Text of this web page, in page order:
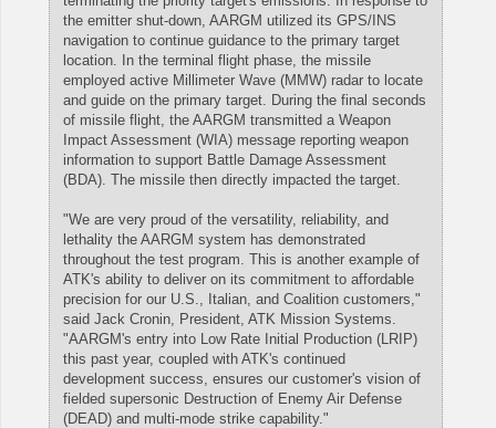
the emitter shut-down, AARGM utilized its GPS/INS
navigation to continue guidance to the primary target
location. In the terminal flight phase, the missile
employed active Millimeter Wave (MMW) radar to locate
and guide on the primary target. During the final seconds
of missile flight, the AARGM transmitted a Weapon
Impact Assessment (WIA) message reporting weapon
information to support Battle Damage Assessment
(BDA). The missile then directly impacted the target.
"We are very proud of the versatility, reliability, and
lethality the AARGM system has demonstrated
throughout the test program. This is another example of
ATK's ability to deliver on its commitment to affordable
precision for our U.S., Italian, and Coalition customers,"
said Jack Cronin, President, ATK Mission Systems.
"AARGM's entry into Low Rate Initial Production (LRIP)
this past year, coupled with ATK's continued
development success, ensures our customer's vision of
fielded supersonic Destruction of Enemy Air Defense
(DEAD) and multi-mode strike capability."